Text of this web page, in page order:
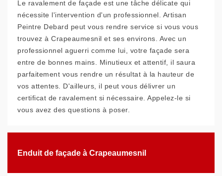
Le ravalement de façade est une tâche délicate qui
nécessite l'intervention d'un professionnel. Artisan
Peintre Debard peut vous rendre service si vous vous
trouvez à Crapeaumesnil et ses environs. Avec un
professionnel aguerri comme lui, votre façade sera
entre de bonnes mains. Minutieux et attentif, il saura
parfaitement vous rendre un résultat à la hauteur de
vos attentes. D'ailleurs, il peut vous délivrer un
certificat de ravalement si nécessaire. Appelez-le si
vous avez des questions à poser.
Enduit de façade à Crapeaumesnil